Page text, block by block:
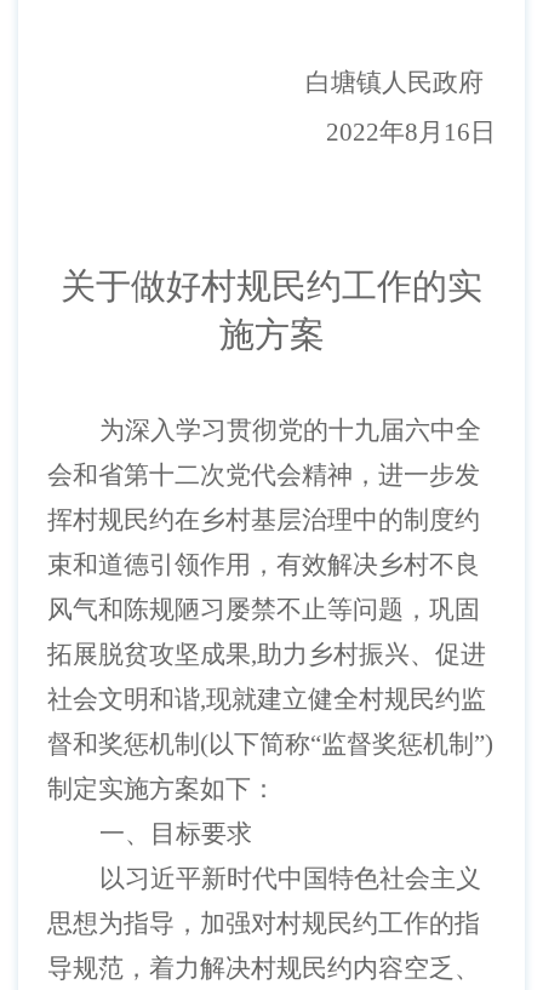
白塘镇人民政府
2022年8月16日
关于做好村规民约工作的实
施方案
为深入学习贯彻党的十九届六中全
会和省第十二次党代会精神，进一步发
挥村规民约在乡村基层治理中的制度约
束和道德引领作用，有效解决乡村不良
风气和陈规陋习屡禁不止等问题，巩固
拓展脱贫攻坚成果,助力乡村振兴、促进
社会文明和谐,现就建立健全村规民约监
督和奖惩机制(以下简称“监督奖惩机制”)
制定实施方案如下：
一、
目标要求
以习近平新时代中国特色社会主义
思想为指导，加强对村规民约工作的指
导规范，着力解决村规民约内容空乏、